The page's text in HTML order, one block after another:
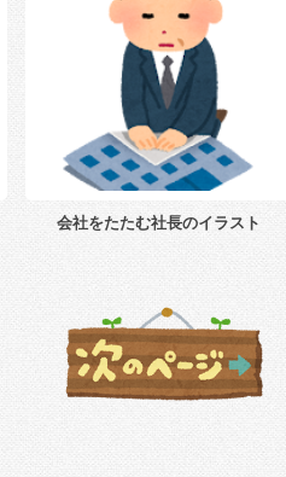
会社をたたむ社長のイラスト